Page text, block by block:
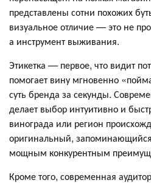
представлены сотни похожих
визуальное отличие — это не
а инструмент выживания.
Этикетка — первое, что видит
помогает вину мгновенно
суть бренда за секунды.
делает выбор интуитивно и
винограда или регион
оригинальный,
мощным конкурентным
Кроме того, современная